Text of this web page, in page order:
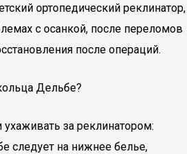
ортопедический реклинатор,
с осанкой, после переломов
после операций.
Дельбе?
за реклинатором:
следует на нижнее белье,